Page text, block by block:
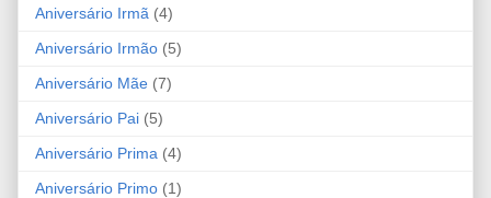
Aniversário Irmã (4)
Aniversário Irmão (5)
Aniversário Mãe (7)
Aniversário Pai (5)
Aniversário Prima (4)
Aniversário Primo (1)